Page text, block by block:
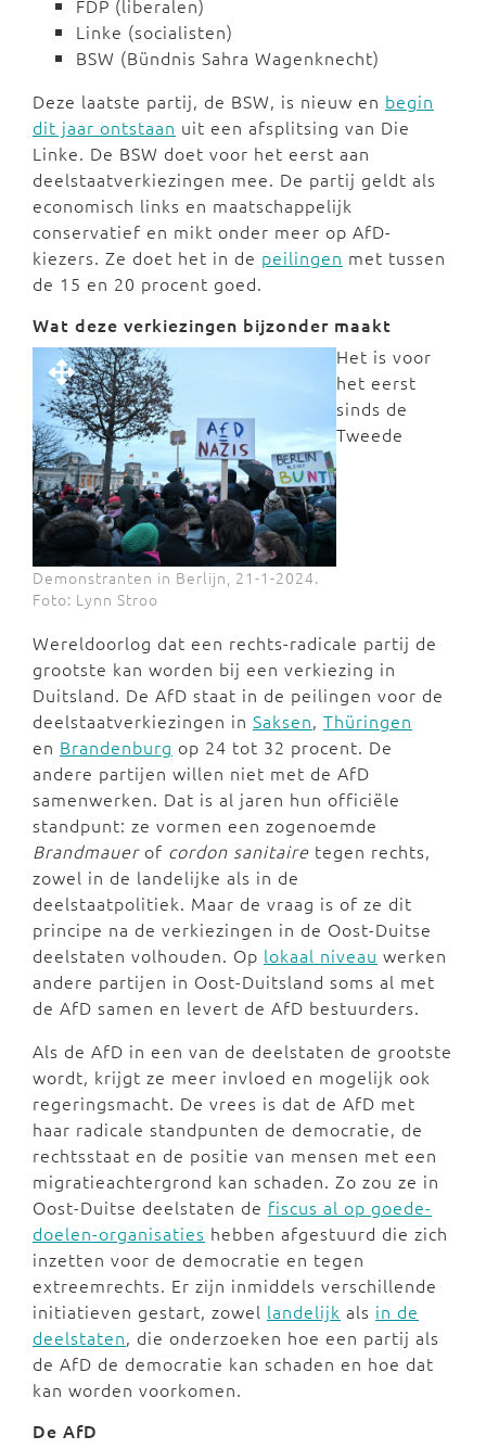
FDP (liberalen)
Linke (socialisten)
BSW (Bündnis Sahra Wagenknecht)
Deze laatste partij, de BSW, is nieuw en begin
dit jaar ontstaan uit een afsplitsing van Die
Linke. De BSW doet voor het eerst aan
deelstaatverkiezingen mee. De partij geldt als
economisch links en maatschappelijk
conservatief en mikt onder meer op AfD-
kiezers. Ze doet het in de peilingen met tussen
de 15 en 20 procent goed.
Wat deze verkiezingen bijzonder maakt
Demonstranten in Berlijn, 21-1-2024.
Foto: Lynn Stroo
Het is voor
het eerst
sinds de
Tweede
Wereldoorlog dat een rechts-radicale partij de
grootste kan worden bij een verkiezing in
Duitsland. De AfD staat in de peilingen voor de
deelstaatverkiezingen in Saksen, Thüringen
en Brandenburg op 24 tot 32 procent. De
andere partijen willen niet met de AfD
samenwerken. Dat is al jaren hun officiële
standpunt: ze vormen een zogenoemde
Brandmauerof cordon sanitaire tegen rechts,
zowel in de landelijke als in de
deelstaatpolitiek. Maar de vraag is of ze dit
principe na de verkiezingen in de Oost-Duitse
deelstaten volhouden. Op lokaal niveau werken
andere partijen in Oost-Duitsland soms al met
de AfD samen en levert de AfD bestuurders.
Als de AfD in een van de deelstaten de grootste
wordt, krijgt ze meer invloed en mogelijk ook
regeringsmacht. De vrees is dat de AfD met
haar radicale standpunten de democratie, de
rechtsstaat en de positie van mensen met een
migratieachtergrond kan schaden. Zo zou ze in
Oost-Duitse deelstaten de fiscus al op goede-
doelen-organisaties hebben afgestuurd die zich
inzetten voor de democratie en tegen
extreemrechts. Er zijn inmiddels verschillende
initiatieven gestart, zowel landelijk als in de
deelstaten, die onderzoeken hoe een partij als
de AfD de democratie kan schaden en hoe dat
kan worden voorkomen.
De AfD